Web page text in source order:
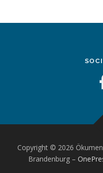
Copyright © 2026
Brandenburg –